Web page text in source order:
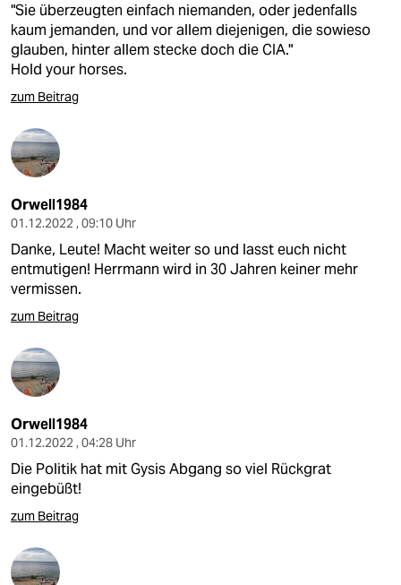
"Sie überzeugten einfach niemanden, oder jedenfalls
kaum jemanden, und vor allem diejenigen, die sowieso
glauben, hinter allem stecke doch die CIA."
Hold your horses.
zum Beitrag
Orwell1984
01.12.2022 , 09:10 Uhr
Danke, Leute! Macht weiter so und lasst euch nicht
entmutigen! Herrmann wird in 30 Jahren keiner mehr
vermissen.
zum Beitrag
Orwell1984
01.12.2022 , 04:28 Uhr
Die Politik hat mit Gysis Abgang so viel Rückgrat
eingebüßt!
zum Beitrag